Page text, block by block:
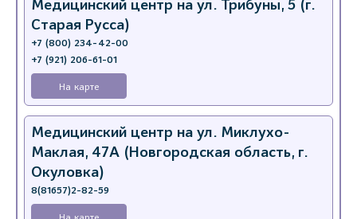
Медицинский центр на ул. Трибуны, 5 (г.
Старая Русса)
+7 (800) 234-42-00
+7 (921) 206-61-01
На карте
Медицинский центр на ул. Миклухо-
Маклая, 47А (Новгородская область, г.
Окуловка)
8(81657)2-82-59
На карте